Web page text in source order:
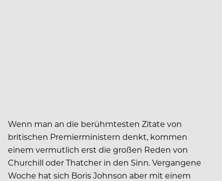
Wenn man an die berühmtesten Zitate von
britischen Premierministern denkt, kommen
einem vermutlich erst die großen Reden von
Churchill oder Thatcher in den Sinn. Vergangene
Woche hat sich Boris Johnson aber mit einem